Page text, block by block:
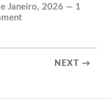
Janeiro, 2026 — 1
NEXT →